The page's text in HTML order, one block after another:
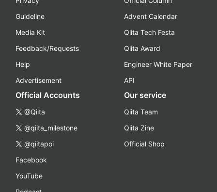
Guideline
Media Kit
Feedback/Requests
Help
Advertisement
Advent Calendar
Qiita Tech Festa
Qiita Award
Engineer White Paper
API
Official Accounts
@Qiita
@qiita_milestone
@qiitapoi
Facebook
YouTube
Our service
Qiita Team
Qiita Zine
Official Shop